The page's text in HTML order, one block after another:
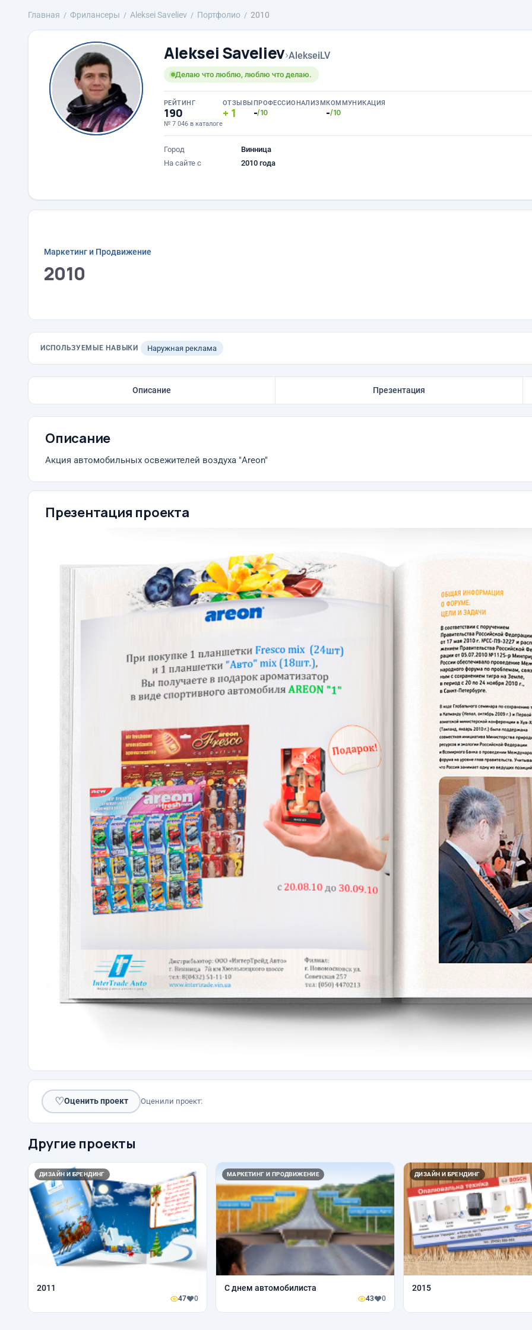
Главная Фрилансеры Aleksei Saveliev Портфолио 2010
Aleksei Saveliev›AlekseiLV
Делаю что люблю, люблю что делаю.
РЕЙТИНГ
190
№ 7 046 в каталоге
ОТЗЫВЫ
1
ПРОФЕССИОНАЛИЗМ
-/10
КОММУНИКАЦИЯ
-/10
Город
Винница
На сайте с
2010 года
Маркетинг и Продвижение
2010
ИСПОЛЬЗУЕМЫЕ НАВЫКИ Наружная реклама
Описание Презентация
Описание
Акция автомобильных освежителей воздуха "Areon"
Презентация проекта
♡Оценить проект Оценили проект:
Другие проекты
ДИЗАЙН И БРЕНДИНГ
2011
47 0
МАРКЕТИНГ И ПРОДВИЖЕНИЕ
С днем автомобилиста
43 0
ДИЗАЙН И БРЕНДИНГ
2015